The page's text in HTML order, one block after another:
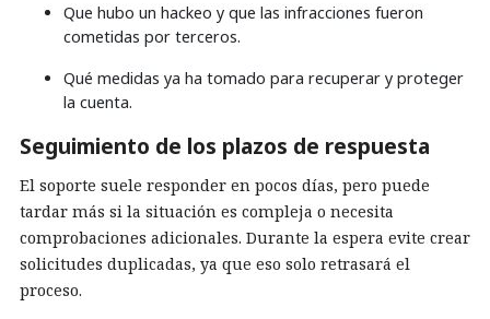
Que hubo un hackeo y que las infracciones fueron
cometidas por terceros.
Qué medidas ya ha tomado para recuperar y proteger
la cuenta.
Seguimiento de los plazos de respuesta
El soporte suele responder en pocos días, pero puede
tardar más si la situación es compleja o necesita
comprobaciones adicionales. Durante la espera evite crear
solicitudes duplicadas, ya que eso solo retrasará el
proceso.